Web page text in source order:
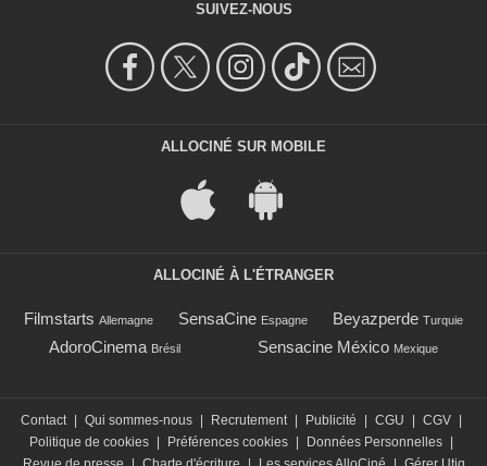
SUIVEZ-NOUS
ALLOCINÉ SUR MOBILE
ALLOCINÉ À L'ÉTRANGER
Filmstarts Allemagne SensaCine Espagne Beyazperde Turquie
AdoroCinema Brésil Sensacine México Mexique
Contact Qui sommes-nous Recrutement Publicité CGU CGV
Politique de cookies
Préférences cookies Données Personnelles